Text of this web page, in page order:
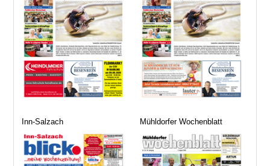
Inn-Salzach Mühldorfer Wochenblatt